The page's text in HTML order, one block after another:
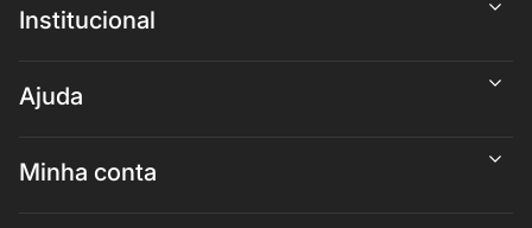
Institucional
Ajuda
Minha conta